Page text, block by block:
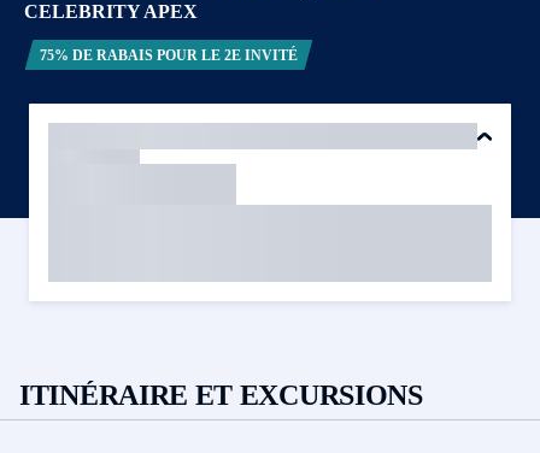
CELEBRITY APEX
75% DE RABAIS POUR LE 2E INVITÉ
ITINÉRAIRE ET EXCURSIONS